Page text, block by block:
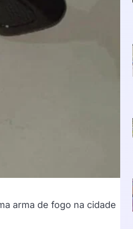
arma de fogo na cidade